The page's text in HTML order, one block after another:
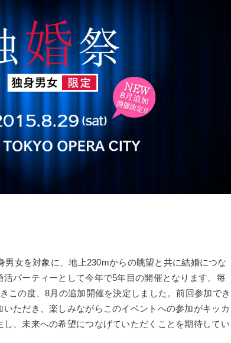
男女を対象に、地上230mからの眺望と共に結婚につな
パーティーとして今年で5年目の開催となります。毎
この度、8月の追加開催を決定しました。前回参加でき
ただき、楽しみながらこのイベントへの参加がキッカ
、未来への希望につなげていただくことを期待してい